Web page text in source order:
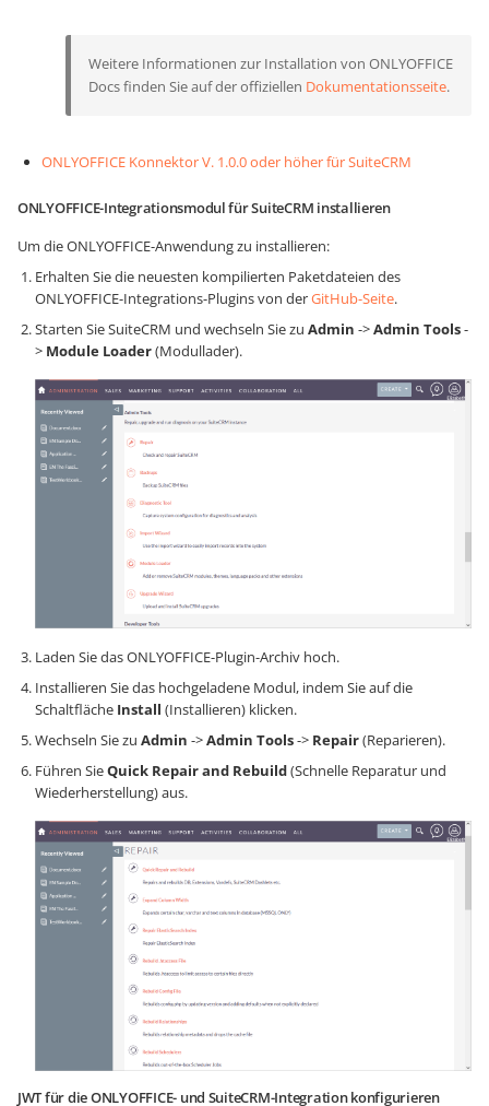
Weitere Informationen zur Installation von ONLYOFFICE
Docs finden Sie auf der offiziellen Dokumentationsseite.
ONLYOFFICE Konnektor V. 1.0.0 oder höher für SuiteCRM
ONLYOFFICE-Integrationsmodul für SuiteCRM installieren
Um die ONLYOFFICE-Anwendung zu installieren:
Erhalten Sie die neuesten kompilierten Paketdateien des
ONLYOFFICE-Integrations-Plugins von derGitHub-Seite.
Starten Sie SuiteCRM und wechseln Sie zu Admin ->Admin Tools-
> Module Loader(Modullader).
Laden Sie das ONLYOFFICE-Plugin-Archiv hoch.
Installieren Sie das hochgeladene Modul, indem Sie auf die
Schaltfläche Install (Installieren) klicken.
Wechseln Sie zu Admin ->Admin Tools-> Repair(Reparieren).
Führen SieQuick Repair and Rebuild(Schnelle Reparatur und
Wiederherstellung) aus.
JWT für die ONLYOFFICE- und SuiteCRM-Integration konfigurieren